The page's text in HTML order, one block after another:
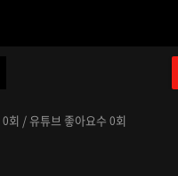
0회 / 유튜브 좋아요수 0회